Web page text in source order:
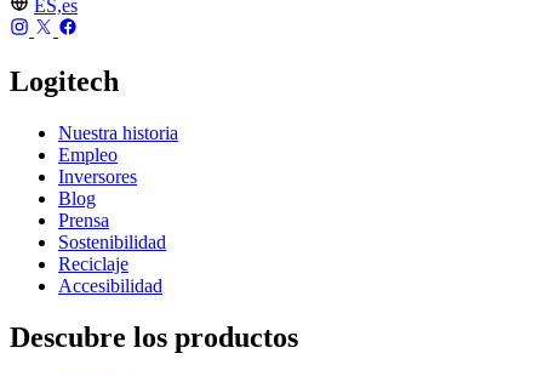
ES,es
Logitech
Nuestra historia
Empleo
Inversores
Blog
Prensa
Sostenibilidad
Reciclaje
Accesibilidad
Descubre los productos